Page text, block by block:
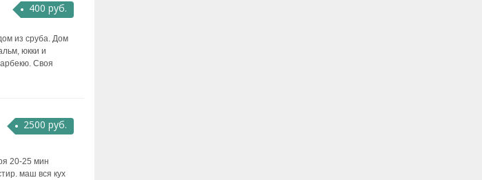
400 руб.
из сруба. Дом
юкки и
Своя
2500 руб.
20-25 мин
маш вся кух